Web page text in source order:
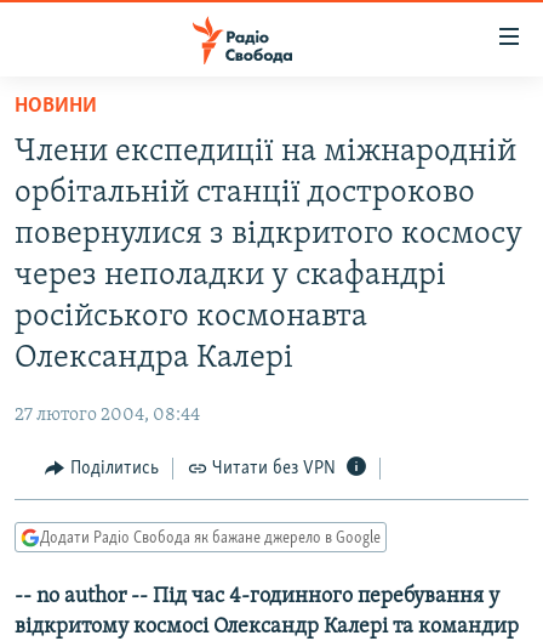
Перейти
основного
матеріалу
Перейти
до
основної
навігації
Перейти
до
ВСЕ ЗА ДОБУ
СТАТТІ
ЕКОНОМІКА
СУСПІЛЬСТВО
УКРАЇНА
СВІТ
РОСІЙСЬКА «ФІЛЬТРАЦІЯ»
ДОНБАС.РЕАЛІЇ
СХЕМИ
КИТАЙ.ВИКЛИКИ
ФОТО
НОВИНИ
Члени експедиції на міжнародній
орбітальній станції достроково
повернулися з відкритого космосу
через неполадки у скафандрі
російського космонавта
Олександра Калері
27 лютого 2004, 08:44
Поділитись Читати без VPN
Додати Радіо Свобода як бажане джерело в Google
-- no author -- Під час 4-годинного перебування у
відкритому космосі Олександр Калері та командир